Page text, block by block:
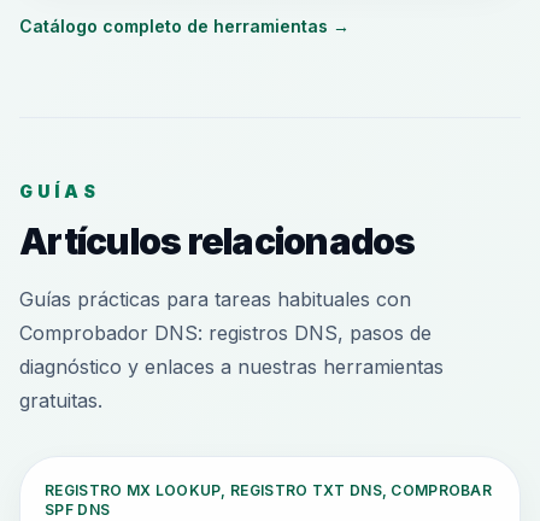
Catálogo completo de herramientas →
GUÍAS
Artículos relacionados
Guías prácticas para tareas habituales con
Comprobador DNS: registros DNS, pasos de
diagnóstico y enlaces a nuestras herramientas
gratuitas.
REGISTRO MX LOOKUP, REGISTRO TXT DNS, COMPROBAR
SPF DNS